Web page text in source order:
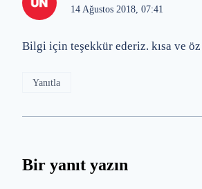
14 Ağustos 2018, 07:41
Bilgi için teşekkür ederiz. kısa ve öz
Yanıtla
Bir yanıt yazın